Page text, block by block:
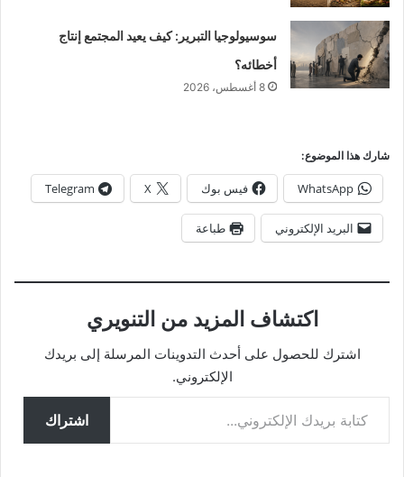
سوسيولوجيا التبرير: كيف يعيد المجتمع إنتاج
أخطائه؟
8 أغسطس، 2026
شارك هذا الموضوع:
WhatsApp فيس بوك X
Telegram
البريد الإلكتروني طباعة
اكتشاف المزيد من التنويري
اشترك للحصول على أحدث التدوينات المرسلة إلى بريدك
الإلكتروني.
كتابة بريدك الإلكتروني...
اشتراك